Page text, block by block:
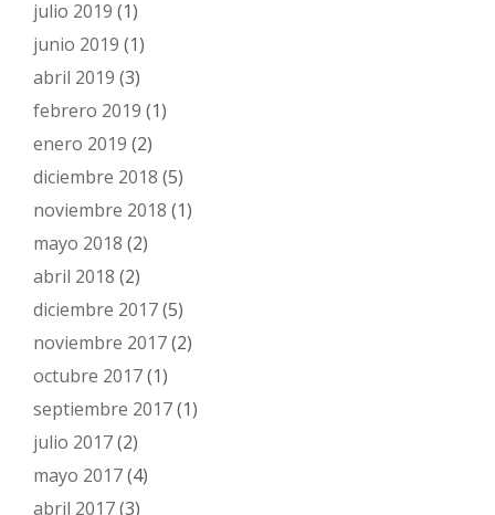
julio 2019 (1)
junio 2019 (1)
abril 2019 (3)
febrero 2019 (1)
enero 2019 (2)
diciembre 2018 (5)
noviembre 2018 (1)
mayo 2018 (2)
abril 2018 (2)
diciembre 2017(5)
noviembre 2017(2)
octubre 2017(1)
septiembre 2017(1)
julio 2017(2)
mayo 2017(4)
abril 2017(3)